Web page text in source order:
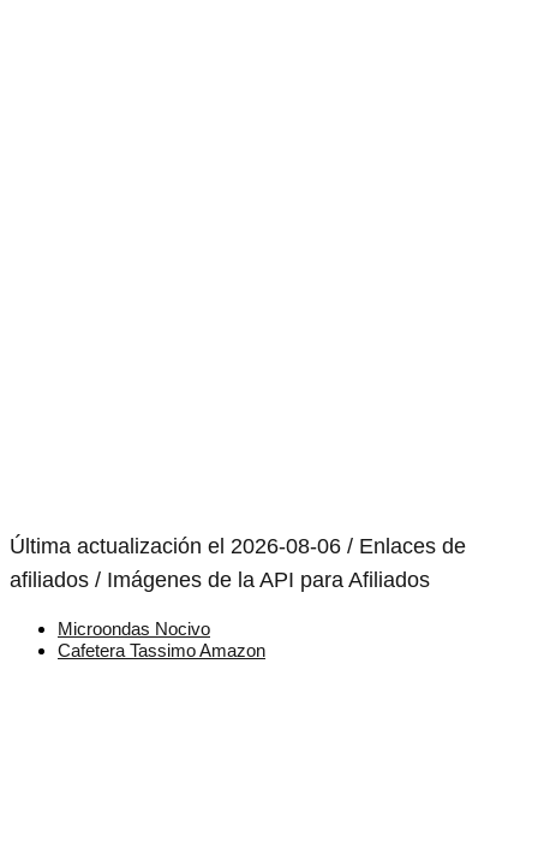
Última actualización el 2026-08-06 / Enlaces de
afiliados / Imágenes de la API para Afiliados
Microondas Nocivo
Cafetera Tassimo Amazon